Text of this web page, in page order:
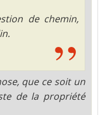
de chemin,
que ce soit un
de la propriété